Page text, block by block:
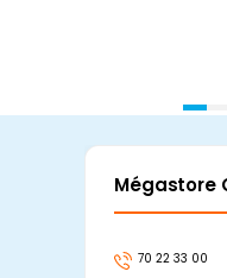
Mégastore
70 22 33 00